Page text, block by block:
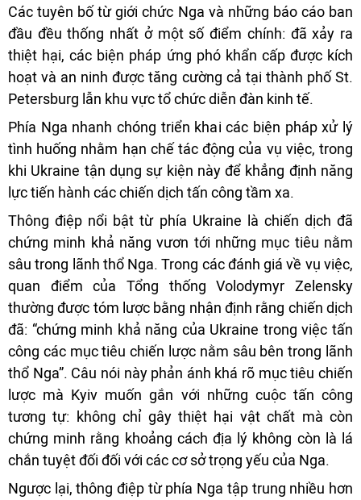
Các tuyên bố từ giới chức Nga và những báo cáo ban
đầu đều thống nhất ở một số điểm chính: đã xảy ra
thiệt hại, các biện pháp ứng phó khẩn cấp được kích
hoạt và an ninh được tăng cường cả tại thành phố St.
Petersburg lẫn khu vực tổ chức diễn đàn kinh tế.
Phía Nga nhanh chóng triển khai các biện pháp xử lý
tình huống nhằm hạn chế tác động của vụ việc, trong
khi Ukraine tận dụng sự kiện này để khẳng định năng
lực tiến hành các chiến dịch tấn công tầm xa.
Thông điệp nổi bật từ phía Ukraine là chiến dịch đã
chứng minh khả năng vươn tới những mục tiêu nằm
sâu trong lãnh thổ Nga. Trong các đánh giá về vụ việc,
quan điểm của Tổng thống Volodymyr Zelensky
thường được tóm lược bằng nhận định rằng chiến dịch
đã: “chứng minh khả năng của Ukraine trong việc tấn
công các mục tiêu chiến lược nằm sâu bên trong lãnh
thổ Nga”. Câu nói này phản ánh khá rõ mục tiêu chiến
lược mà Kyiv muốn gắn với những cuộc tấn công
tương tự: không chỉ gây thiệt hại vật chất mà còn
chứng minh rằng khoảng cách địa lý không còn là lá
chắn tuyệt đối đối với các cơ sở trọng yếu của Nga.
Ngược lại, thông điệp từ phía Nga tập trung nhiều hơn